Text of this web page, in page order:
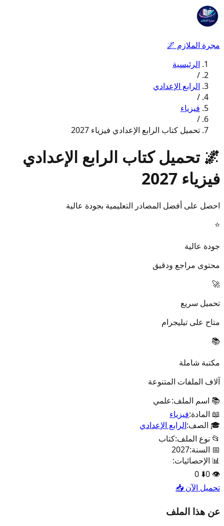
مجرة الملازم 🌌
الرئيسية
/
الرابع الإعدادي
/
فيزياء
/
تحميل كتاب الرابع الإعدادي فيزياء 2027
🌌 تحميل كتاب الرابع الإعدادي
فيزياء 2027
احصل على أفضل المصادر التعليمية بجودة عالية
⭐
جودة عالية
محتوى مراجع ودقيق
🚀
تحميل سريع
متاح على تيليجرام
📚
مكتبة شاملة
آلاف الملفات المتنوعة
📚 اسم الملف:علمي
📖 المادة:فيزياء
🎓 الصف:الرابع الإعدادي
📂 نوع الملف:كتاب
📅 السنة:2027
📊 الإحصائيات:
👁️
0
⬇️
0
تحميل الآن 📥
عن هذا الملف